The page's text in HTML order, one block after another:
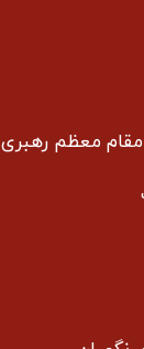
مقام معظم رهبری